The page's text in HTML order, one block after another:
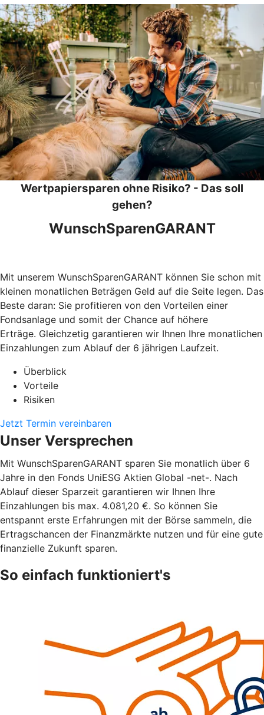
Wertpapiersparen ohne Risiko? - Das soll
gehen?
WunschSparenGARANT
Mit unserem WunschSparenGARANT können Sie schon mit
kleinen monatlichen Beträgen Geld auf die Seite legen. Das
Beste daran: Sie profitieren von den Vorteilen einer
Fondsanlage und somit der Chance auf höhere
Erträge. Gleichzetig garantieren wir Ihnen Ihre monatlichen
Einzahlungen zum Ablauf der 6 jährigen Laufzeit.
Überblick
Vorteile
Risiken
Jetzt Termin vereinbaren
Unser Versprechen
Mit WunschSparenGARANT sparen Sie monatlich über 6
Jahre in den Fonds UniESG Aktien Global -net-. Nach
Ablauf dieser Sparzeit garantieren wir Ihnen Ihre
Einzahlungen bis max. 4.081,20 €. So können Sie
entspannt erste Erfahrungen mit der Börse sammeln, die
Ertragschancen der Finanzmärkte nutzen und für eine gute
finanzielle Zukunft sparen.
So einfach funktioniert's